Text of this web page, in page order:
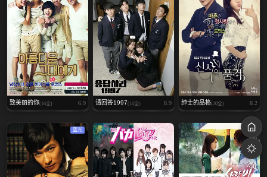
致美丽的你(16全) 6.9 请回答1997(16全) 8.9 绅士的品格(20全) 8.2
蓝光